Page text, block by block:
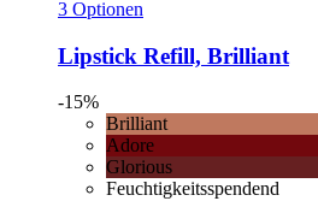
3 Optionen
Lipstick Refill, Brilliant
-15%
Brilliant
Adore
Glorious
Feuchtigkeitsspendend